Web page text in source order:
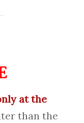
at the
than the